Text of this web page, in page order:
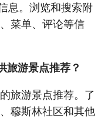
息。浏览和搜索附
菜单、评论等信
旅游景点推荐？
旅游景点推荐。了
穆斯林社区和其他